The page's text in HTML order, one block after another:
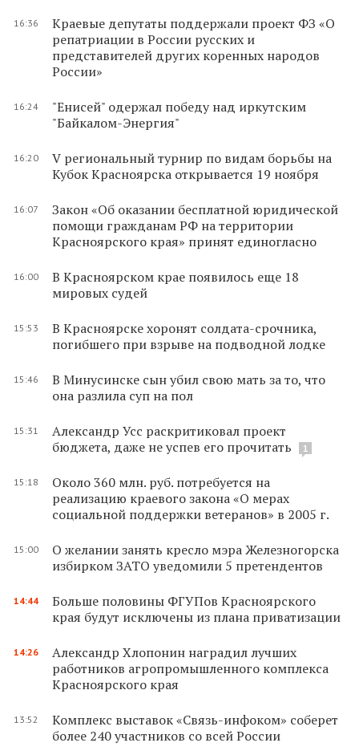
16:36
Краевые депутаты поддержали проект ФЗ «О
репатриации в России русских и
представителей других коренных народов
России»
16:24
"Енисей" одержал победу над иркутским
"Байкалом-Энергия"
16:20
V региональный турнир по видам борьбы на
Кубок Красноярска открывается 19 ноября
16:07
Закон «Об оказании бесплатной юридической
помощи гражданам РФ на территории
Красноярского края» принят единогласно
16:00
В Красноярском крае появилось еще 18
мировых судей
15:53
В Красноярске хоронят солдата-срочника,
погибшего при взрыве на подводной лодке
15:46
В Минусинске сын убил свою мать за то, что
она разлила суп на пол
15:31
Александр Усс раскритиковал проект
бюджета, даже не успев его прочитать
1
15:18
Около 360 млн. руб. потребуется на
реализацию краевого закона «О мерах
социальной поддержки ветеранов» в 2005 г.
15:00
О желании занять кресло мэра Железногорска
избирком ЗАТО уведомили 5 претендентов
14:44
Больше половины ФГУПов Красноярского
края будут исключены из плана приватизации
14:26
Александр Хлопонин наградил лучших
работников агропромышленного комплекса
Красноярского края
13:52
Комплекс выставок «Связь-инфоком» соберет
более 240 участников со всей России